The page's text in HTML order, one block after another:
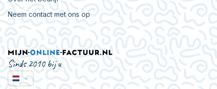
Neem contact met ons op
Sinds 2010 bij u